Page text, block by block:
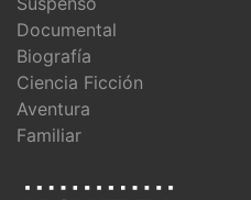
Documental
Biografía
Ciencia Ficción
Aventura
Familiar